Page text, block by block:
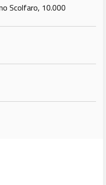
Scolfaro, 10.000